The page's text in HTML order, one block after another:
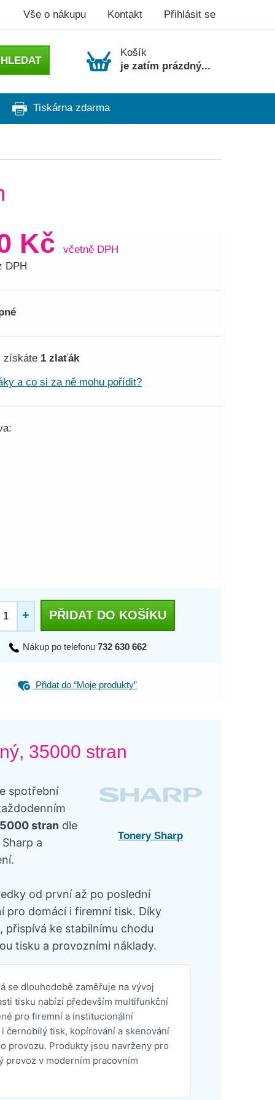
Vše o nákupu Kontakt Přihlásit se
Košík
je zatím prázdný...
Tiskárna zdarma
Kč
včetně DPH
DPH
získáte 1 zlaťák
a co si za ně mohu pořídit?
+ PŘIDAT DO KOŠÍKU
Nákup po telefonu 732 630 662
Přidat do “Moje produkty”
35000 stran
Tonery Sharp
spotřební
stran dle
a
od první až po poslední
pro domácí i firemní tisk. Díky
ke stabilnímu chodu
tisku a provozními náklady.
se dlouhodobě zaměřuje na vývoj
tisku nabízí především multifunkční
pro firemní a institucionální
černobílý tisk, kopírování a skenování
provozu. Produkty jsou navrženy pro
provoz v moderním pracovním